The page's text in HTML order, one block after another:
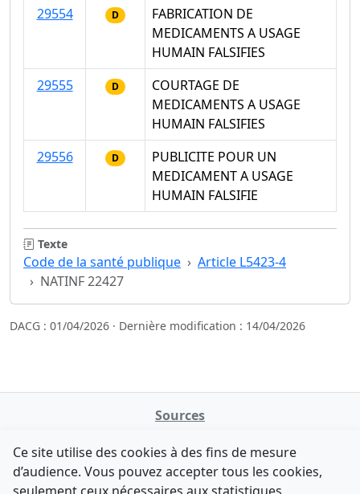
29554
D
FABRICATION DE
MEDICAMENTS A USAGE
HUMAIN FALSIFIES
29555
D
COURTAGE DE
MEDICAMENTS A USAGE
HUMAIN FALSIFIES
29556
D
PUBLICITE POUR UN
MEDICAMENT A USAGE
HUMAIN FALSIFIE
Texte
Code de la santé publique
Article L5423-4
NATINF 22427
DACG : 01/04/2026 · Dernière modification : 14/04/2026
Sources
data.gouv.fr
Legifrance - API
Ce site utilise des cookies à des fins de mesure
d’audience. Vous pouvez accepter tous les cookies,